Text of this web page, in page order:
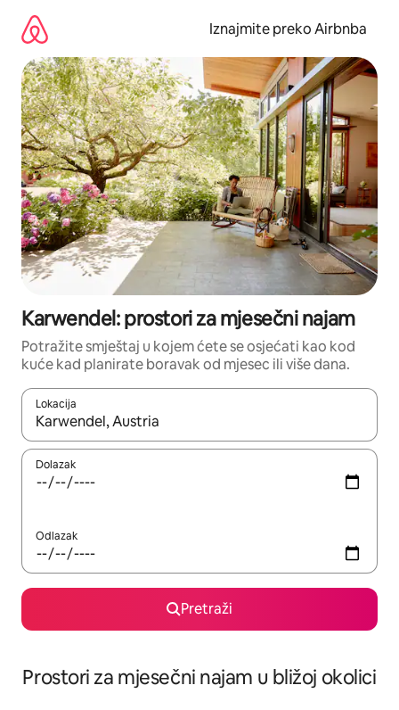
sadržaj
Iznajmite preko Airbnba
Karwendel: prostori za mjesečni najam
Potražite smještaj u kojem ćete se osjećati kao kod
kuće kad planirate boravak od mjesec ili više dana.
Lokacija
Kada budu dostupni rezultati, moći ćete ih pregledati
Dolazak
Odlazak
Pretraži
Prostori za mjesečni najam u bližoj okolici